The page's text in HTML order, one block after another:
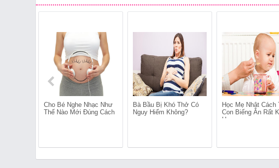
Cho Bé Nghe Nhạc Như
Thế Nào Mới Đúng Cách
Bà Bầu Bị Khó Thở Có
Nguy Hiểm Không?
Học Mẹ Nhật Cách
Con Biếng Ăn Rất
Học